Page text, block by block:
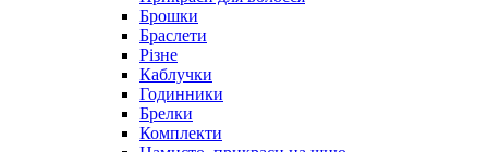
Брошки
Браслети
Різне
Каблучки
Годинники
Брелки
Комплекти